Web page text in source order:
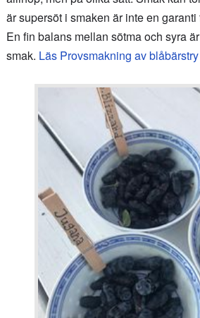
är supersöt i smaken är inte en
En fin balans mellan sötma och syra
smak. Läs Provsmakning av blåbärstry